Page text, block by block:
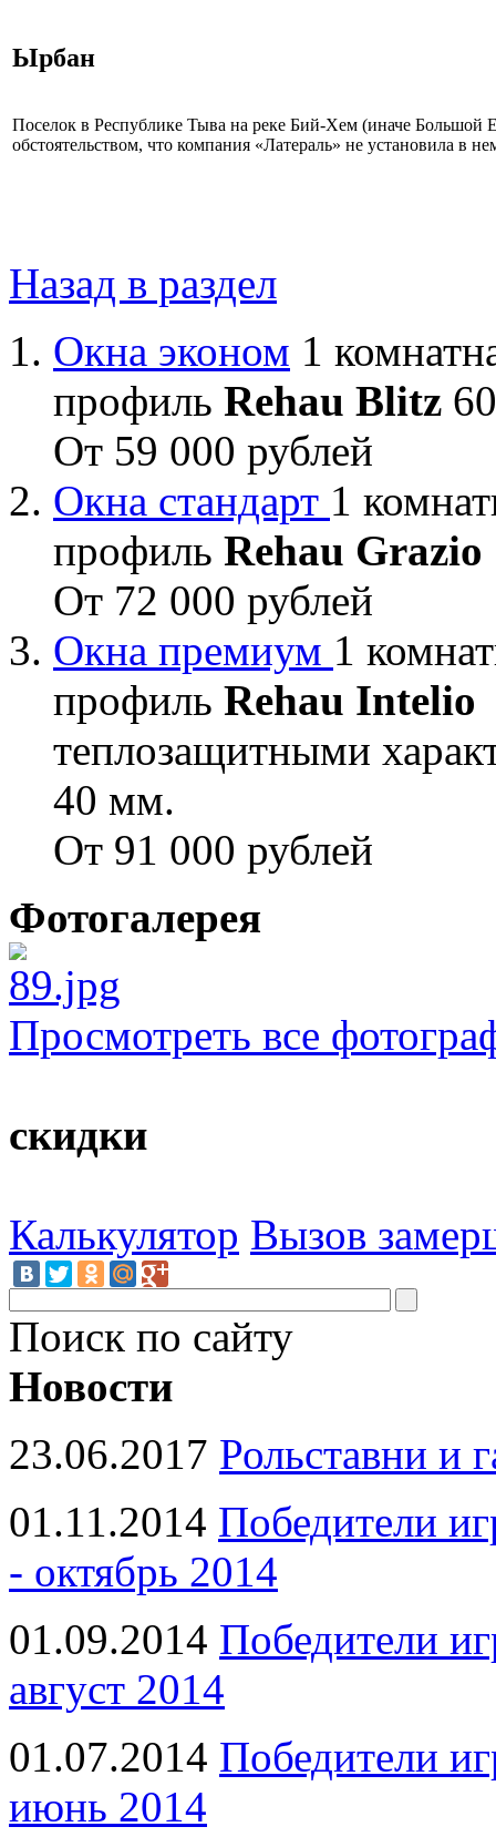
Ырбан
Поселок в Республике Тыва на реке Бий-Хем (иначе Большой
обстоятельством, что компания «Латераль» не установила в
Назад в раздел
Окна эконом 1
профиль Rehau Blitz
От 59 000 рублей
Окна стандарт 1
профиль Rehau Grazio
От 72 000 рублей
Окна премиум 1
профиль Rehau Intelio
теплозащитными
40 мм.
От 91 000 рублей
Фотогалерея
Просмотреть все
скидки
Калькулятор Вызов
Поиск по сайту
Новости
23.06.2017 Рольставни и
01.11.2014 Победители
- октябрь 2014
01.09.2014 Победители
август 2014
01.07.2014 Победители
июнь 2014